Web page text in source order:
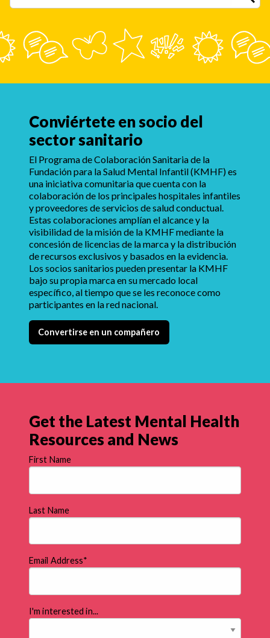
Conviértete en socio del
sector sanitario
El Programa de Colaboración Sanitaria de la
Fundación para la Salud Mental Infantil (KMHF) es
una iniciativa comunitaria que cuenta con la
colaboración de los principales hospitales infantiles
y proveedores de servicios de salud conductual.
Estas colaboraciones amplían el alcance y la
visibilidad de la misión de la KMHF mediante la
concesión de licencias de la marca y la distribución
de recursos exclusivos y basados en la evidencia.
Los socios sanitarios pueden presentar la KMHF
bajo su propia marca en su mercado local
específico, al tiempo que se les reconoce como
participantes en la red nacional.
Convertirse en un compañero
Get the Latest Mental Health
Resources and News
First Name
Last Name
Email Address*
I'm interested in...